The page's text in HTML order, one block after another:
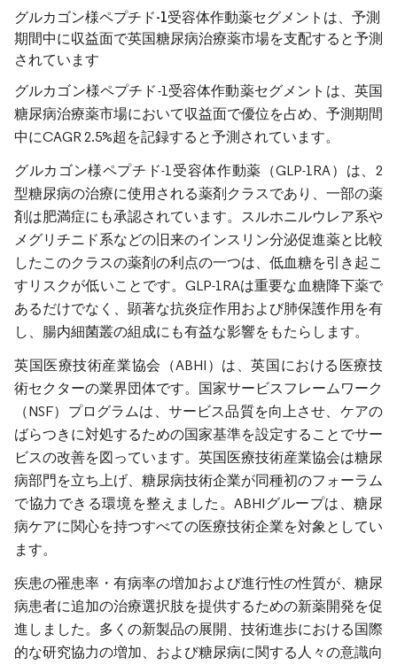
グルカゴン様ペプチド-1受容体作動薬セグメントは、予測
期間中に収益面で英国糖尿病治療薬市場を支配すると予測
されています
グルカゴン様ペプチド-1受容体作動薬セグメントは、英国
糖尿病治療薬市場において収益面で優位を占め、予測期間
中にCAGR 2.5%超を記録すると予測されています。
グルカゴン様ペプチド-1受容体作動薬（GLP-1RA）は、2
型糖尿病の治療に使用される薬剤クラスであり、一部の薬
剤は肥満症にも承認されています。スルホニルウレア系や
メグリチニド系などの旧来のインスリン分泌促進薬と比較
したこのクラスの薬剤の利点の一つは、低血糖を引き起こ
すリスクが低いことです。GLP-1RAは重要な血糖降下薬で
あるだけでなく、顕著な抗炎症作用および肺保護作用を有
し、腸内細菌叢の組成にも有益な影響をもたらします。
英国医療技術産業協会（ABHI）は、英国における医療技
術セクターの業界団体です。国家サービスフレームワーク
（NSF）プログラムは、サービス品質を向上させ、ケアの
ばらつきに対処するための国家基準を設定することでサー
ビスの改善を図っています。英国医療技術産業協会は糖尿
病部門を立ち上げ、糖尿病技術企業が同種初のフォーラム
で協力できる環境を整えました。ABHIグループは、糖尿
病ケアに関心を持つすべての医療技術企業を対象としてい
ます。
疾患の罹患率・有病率の増加および進行性の性質が、糖尿
病患者に追加の治療選択肢を提供するための新薬開発を促
進しました。多くの新製品の展開、技術進歩における国際
的な研究協力の増加、および糖尿病に関する人々の意識向